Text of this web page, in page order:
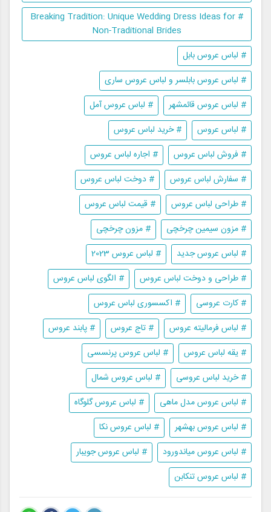
# Breaking Tradition: Unique Wedding Dress Ideas for
Non-Traditional Brides
# لباس عروس بابل
# لباس عروس بابلسر و لباس عروس ساری
# لباس عروس قائمشهر
# لباس عروس آمل
# لباس عروس
# خرید لباس عروس
# فروش لباس عروس
# اجاره لباس عروس
# سفارش لباس عروس
# دوخت لباس عروس
# طراحی لباس عروس
# قیمت لباس عروس
# مزون سیمین چرخچی
# مزون چرخچی
# لباس عروس جدید
# لباس عروس 2023
# طراحی و دوخت لباس عروس
# الگوی لباس عروس
# کارت عروسی
# اکسسوری لباس عروس
# لباس فرمالیته عروس
# تاج عروس
# پابند عروس
# یقه لباس عروس
# لباس عروس پرنسسی
# خرید لباس عروسی
# لباس عروس شمال
# لباس عروس مدل ماهی
# لباس عروس گلوگاه
# لباس عروس بهشهر
# لباس عروس نکا
# لباس عروس میاندورود
# لباس عروس جویبار
# لباس عروس تنکابن